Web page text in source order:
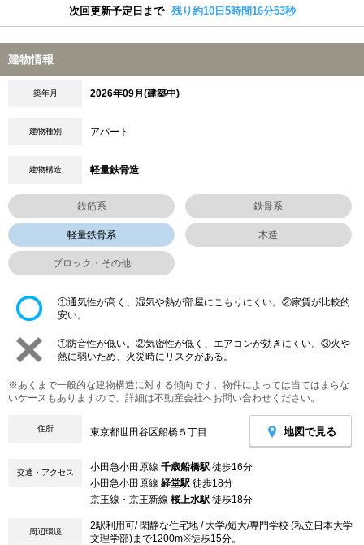
次回更新予定日まで 残り約10日5時間16分52秒
建物情報
築年月 2026年09月(建築中)
建物種別 アパート
建物構造 軽量鉄骨造
鉄筋系 鉄骨系
軽量鉄骨系 木造
ブロック・その他
①通気性が高く、湿気や熱が部屋にこもりにくい。②家賃が比較的
安い。
①防音性が低い。②気密性が低く、エアコンが効きにくい。③火や
熱に弱いため、火災時にリスクがある。
※あくまで一般的な建物構造に対する傾向です。物件によっては当てはまらな
いケースもありますので、詳細は不動産会社へお問い合わせください。
住所 東京都世田谷区船橋５丁目 地図で見る
交通・アクセス 小田急小田原線 千歳船橋駅 徒歩16分
小田急小田原線 経堂駅 徒歩18分
京王線・京王新線 桜上水駅 徒歩18分
周辺環境
2駅利用可/ 閑静な住宅地 / 大学/短大/専門学校 (私立日本大学
文理学部)まで1200m※徒歩15分。